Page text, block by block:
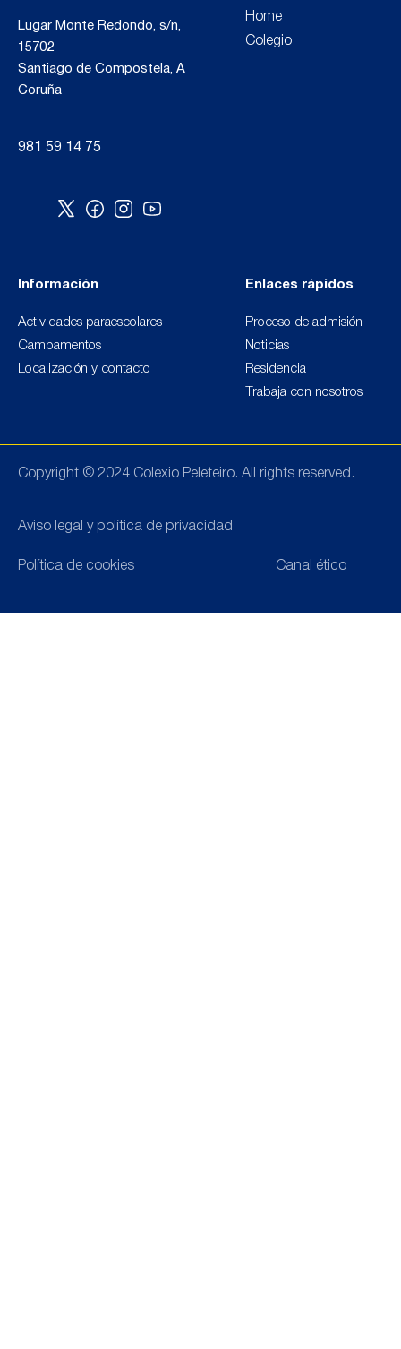
Lugar Monte Redondo, s/n,
15702
Santiago de Compostela, A
Coruña
981 59 14 75
Home
Colegio
Información
Actividades paraescolares
Campamentos
Localización y contacto
Enlaces rápidos
Proceso de admisión
Noticias
Residencia
Trabaja con nosotros
Copyright © 2024 Colexio Peleteiro. All rights reserved.
Aviso legal y política de privacidad
Política de cookies Canal ético